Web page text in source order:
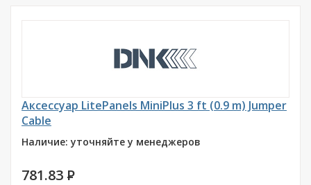
Аксессуар LitePanels MiniPlus 3 ft (0.9 m) Jumper
Cable
Наличие: уточняйте у менеджеров
781.83 P